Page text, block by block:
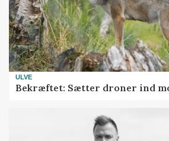
ULVE
Bekræftet: Sætter droner ind